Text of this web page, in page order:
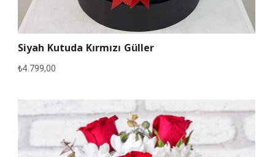
Siyah Kutuda Kırmızı Güller
₺4.799,00